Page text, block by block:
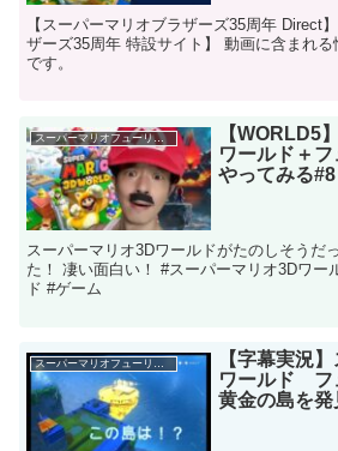
【スーパーマリオブラザーズ35周年 Direct
ザーズ35周年 特設サイト】 動画に含まれ
です。
スーパーマリオフューリーワールド
【WORLD5
ワールド＋
やってみる#8
スーパーマリオ3Dワールドがたのしそうだ
た！ 凄い面白い！ #スーパーマリオ3Dワー
ド #ゲーム
【字幕実況
ワールド フ
黄金の島を